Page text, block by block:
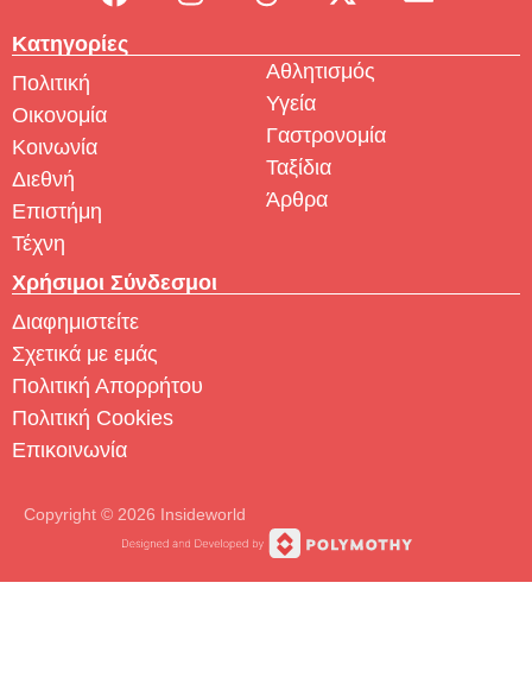
Κατηγορίες
Πολιτική
Οικονομία
Κοινωνία
Διεθνή
Επιστήμη
Τέχνη
Αθλητισμός
Υγεία
Γαστρονομία
Ταξίδια
Άρθρα
Χρήσιμοι Σύνδεσμοι
Διαφημιστείτε
Σχετικά με εμάς
Πολιτική Απορρήτου
Πολιτική Cookies
Επικοινωνία
Copyright © 2026 Insideworld